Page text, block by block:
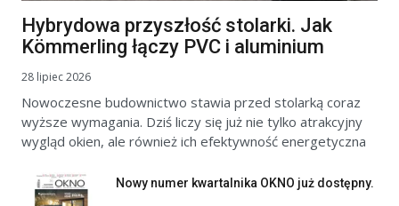
Hybrydowa przyszłość stolarki. Jak
Kömmerling łączy PVC i aluminium
28 lipiec 2026
Nowoczesne budownictwo stawia przed stolarką coraz
wyższe wymagania. Dziś liczy się już nie tylko atrakcyjny
wygląd okien, ale również ich efektywność energetyczna
Nowy numer kwartalnika OKNO już dostępny.